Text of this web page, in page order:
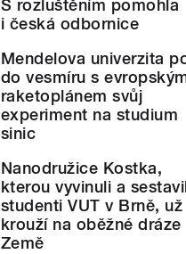
S rozluštěním pomohla
i česká odbornice
Mendelova univerzita
do vesmíru s
raketoplánem svůj
experiment na studium
sinic
Nanodružice Kostka,
kterou vyvinuli a
studenti VUT v Brně, už
krouží na oběžné dráze
Země